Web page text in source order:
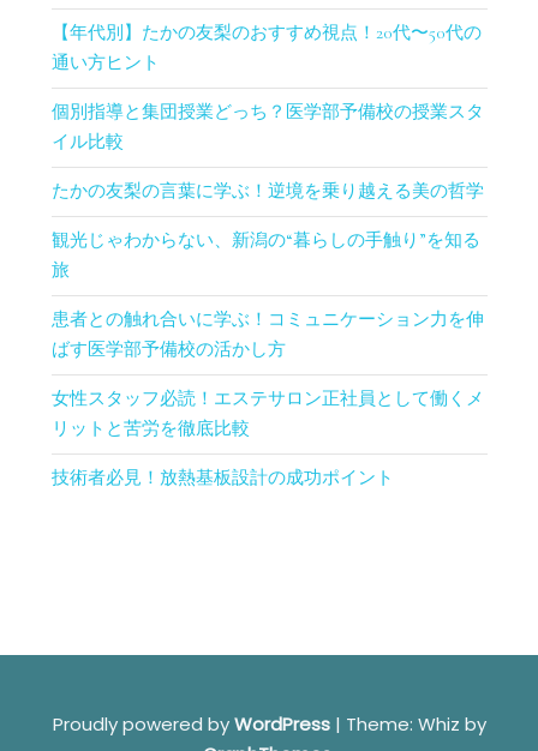
【年代別】たかの友梨のおすすめ視点！20代〜50代の
通い方ヒント
個別指導と集団授業どっち？医学部予備校の授業スタ
イル比較
たかの友梨の言葉に学ぶ！逆境を乗り越える美の哲学
観光じゃわからない、新潟の“暮らしの手触り”を知る
旅
患者との触れ合いに学ぶ！コミュニケーション力を伸
ばす医学部予備校の活かし方
女性スタッフ必読！エステサロン正社員として働くメ
リットと苦労を徹底比較
技術者必見！放熱基板設計の成功ポイント
Proudly powered byWordPress | Theme: Whiz by